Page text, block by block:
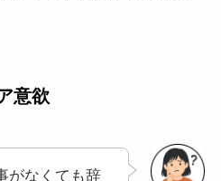
意欲
がなくても辞